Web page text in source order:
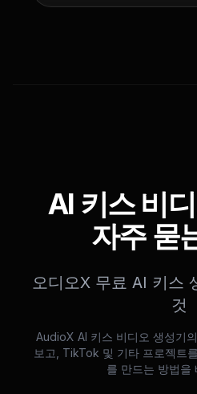
AI 키스 비
자주 묻
오디오X 무료 AI 키스
것
AudioX AI 키스 비디오 생성기
보고, TikTok 및 기타 프로젝트
를 만드는 방법을